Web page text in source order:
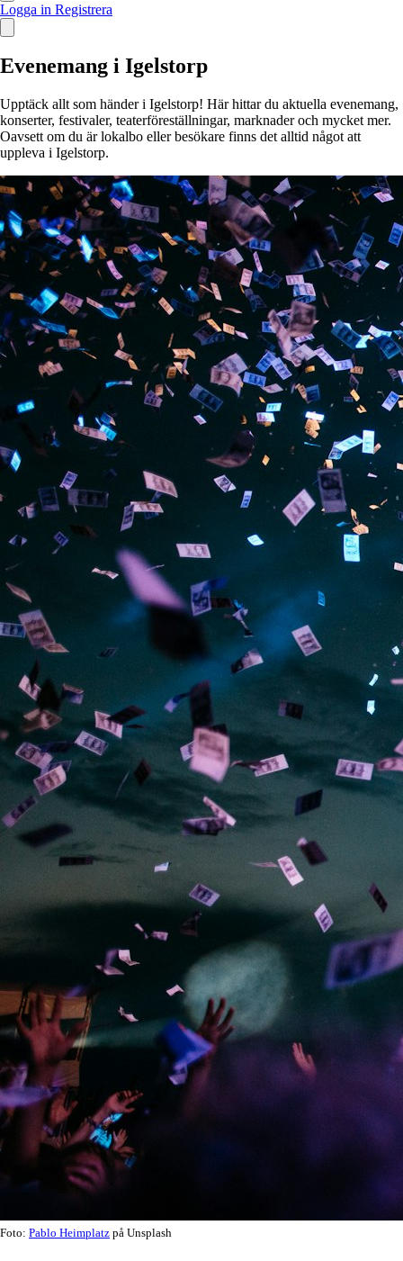
Logga in Registrera
Evenemang i Igelstorp
Upptäck allt som händer i Igelstorp! Här hittar du aktuella evenemang,
konserter, festivaler, teaterföreställningar, marknader och mycket mer.
Oavsett om du är lokalbo eller besökare finns det alltid något att
uppleva i Igelstorp.
Foto: Pablo Heimplatz på Unsplash